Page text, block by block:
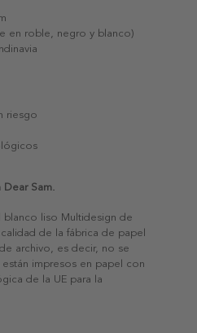
en roble, negro y blanco)
riesgo
Sam.
liso Multidesign de
de la fábrica de papel
archivo, es decir, no se
impresos en papel con
de la UE para la